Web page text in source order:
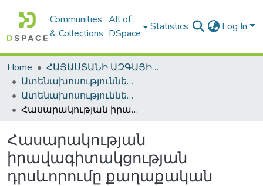
Communities
& Collections
All of
DSpace
Statistics Log In
Home
ՀԱՅԱՍՏԱՆԻ ԱԶԳԱՅԻՆ ԳՐԱԴԱՐԱՆԻ ԹՎԱՅԻՆ ՊԱՀՈՑ / DIGITAL REPOSITORY OF NLA
Ատենախոսություններ և սեղմագրեր / Theses & Abstracts
Ատենախոսություններ և սեղմագրեր / Theses & Abstracts
Հասարակության իրավագիտակցության դրսևորումը քաղաքական գործընթացում (ՀՀ օրինակով) / Manifestation of legal consciousness in political process (on the example of RA)
Հասարակության
իրավագիտակցության
դրսևորումը քաղաքական